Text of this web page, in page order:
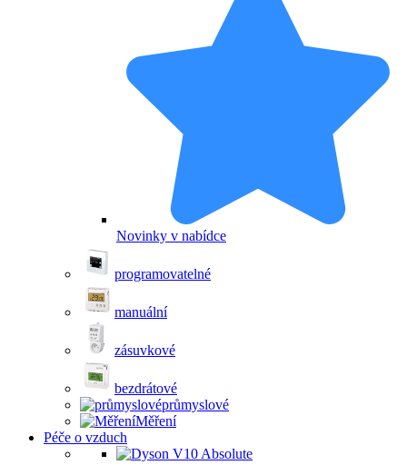
Novinky v nabídce
programovatelné
manuální
zásuvkové
bezdrátové
průmyslové
Měření
Péče o vzduch